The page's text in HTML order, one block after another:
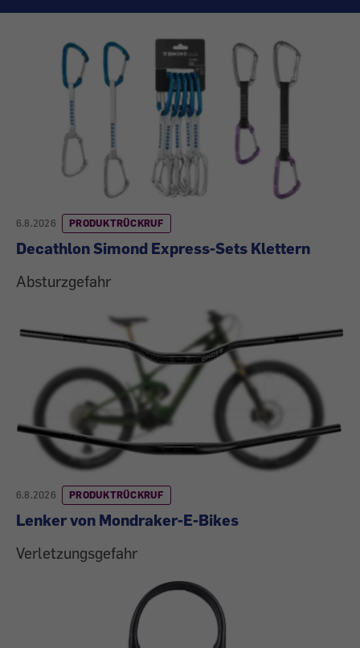
Aktuelle
Produktrückrufe
6.8.2026 PRODUKTRÜCKRUF
Decathlon Simond Express-Sets Klettern
Absturzgefahr
6.8.2026 PRODUKTRÜCKRUF
Lenker von Mondraker-E-Bikes
Verletzungsgefahr